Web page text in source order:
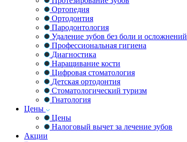
Ортопедия
Ортодонтия
Пародонтология
Удаление зубов без боли и осложнений
Профессиональная гигиена
Диагностика
Наращивание кости
Цифровая стоматология
Детская ортодонтия
Стоматологический туризм
Гнатология
Цены
Цены
Налоговый вычет за лечение зубов
Акции